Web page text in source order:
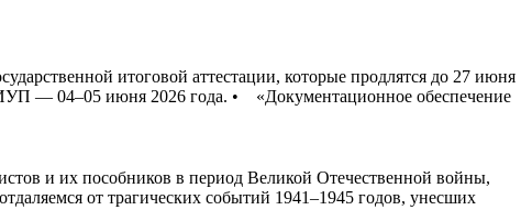
итоговой аттестации, которые продлятся до 27 июня
— 04–05 июня 2026 года. • «Документационное обеспечение
и их пособников в период Великой Отечественной войны,
от трагических событий 1941–1945 годов, унесших